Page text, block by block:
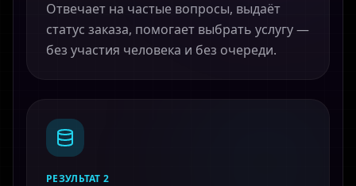
Отвечает на частые вопросы, выдаёт
статус заказа, помогает выбрать услугу —
без участия человека и без очереди.
РЕЗУЛЬТАТ 2